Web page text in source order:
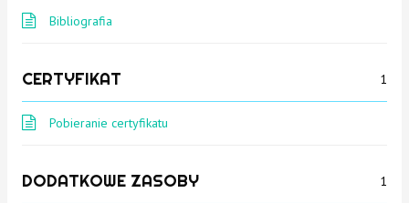
Bibliografia
CERTYFIKAT 1
Pobieranie certyfikatu
DODATKOWE ZASOBY 1